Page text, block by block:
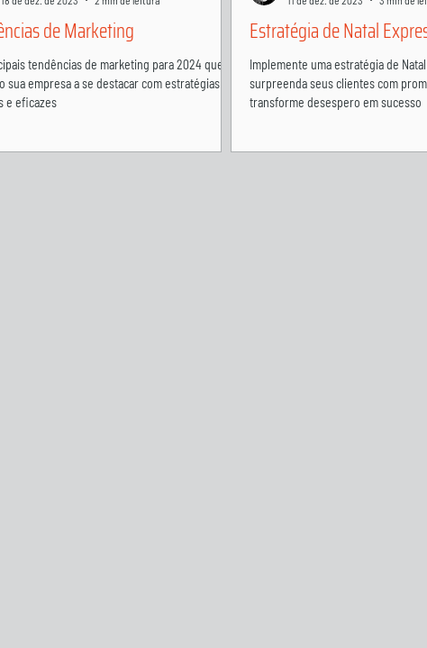
de Marketing
tendências de marketing para 2024 que
sua empresa a se destacar com estratégias
e eficazes
Estratégia de Natal
Implemente uma estratégia de
surpreenda seus clientes com
transforme desespero em sucesso